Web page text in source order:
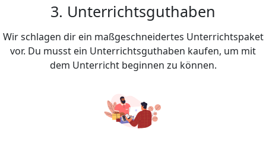
3. Unterrichtsguthaben
Wir schlagen dir ein maßgeschneidertes Unterrichtspaket
vor. Du musst ein Unterrichtsguthaben kaufen, um mit
dem Unterricht beginnen zu können.